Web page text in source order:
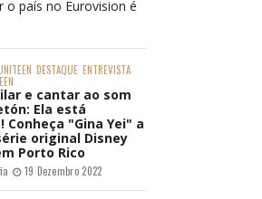
o país no Eurovision é
DESTAQUE ENTREVISTA
e cantar ao som
Ela está
Conheça "Gina Yei" a
original Disney
Porto Rico
19 Dezembro 2022